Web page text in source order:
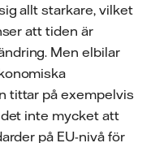
allt starkare, vilket
att tiden är
Men elbilar
tittar på exempelvis
inte mycket att
på EU-nivå för